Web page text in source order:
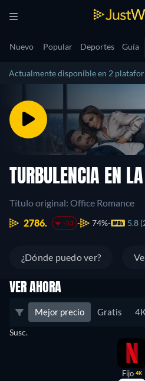
Nuevo Popular Deportes Guía
Actualmente disponible en 2
TURBULENCIA EN
Título original: Office Romance
2786.
-53 74% 5.8
¿Dónde puedo ver?
VER AHORA
Mejor precio Gratis
Susc.
Fijo 4K